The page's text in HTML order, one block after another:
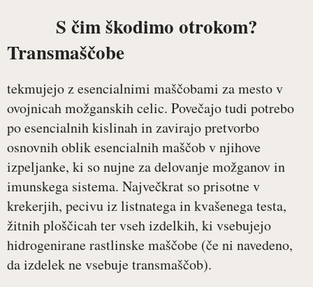
S čim škodimo otrokom?
Transmaščobe
tekmujejo z esencialnimi maščobami za mesto v
ovojnicah možganskih celic. Povečajo tudi potrebo
po esencialnih kislinah in zavirajo pretvorbo
osnovnih oblik esencialnih maščob v njihove
izpeljanke, ki so nujne za delovanje možganov in
imunskega sistema. Največkrat so prisotne v
krekerjih, pecivu iz listnatega in kvašenega testa,
žitnih ploščicah ter vseh izdelkih, ki vsebujejo
hidrogenirane rastlinske maščobe (če ni navedeno,
da izdelek ne vsebuje transmaščob).